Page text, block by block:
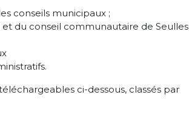
conseils municipaux ;
du conseil communautaire de Seulles
ci-dessous, classés par